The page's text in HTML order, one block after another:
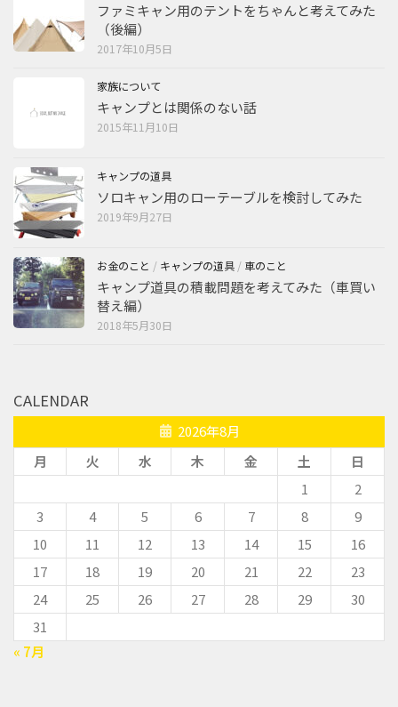
ファミキャン用のテントをちゃんと考えてみた
（後編）
2017年10月5日
家族について
キャンプとは関係のない話
2015年11月10日
キャンプの道具
ソロキャン用のローテーブルを検討してみた
2019年9月27日
お金のこと / キャンプの道具 / 車のこと
キャンプ道具の積載問題を考えてみた（車買い
替え編）
2018年5月30日
CALENDAR
2026年8月
月
火 水 木 金 土
日
1
2
3
4 5 6 7 8
9
10
11 12 13 14 15
16
17
18 19 20 21 22
23
24
25 26 27 28 29
30
31
« 7月